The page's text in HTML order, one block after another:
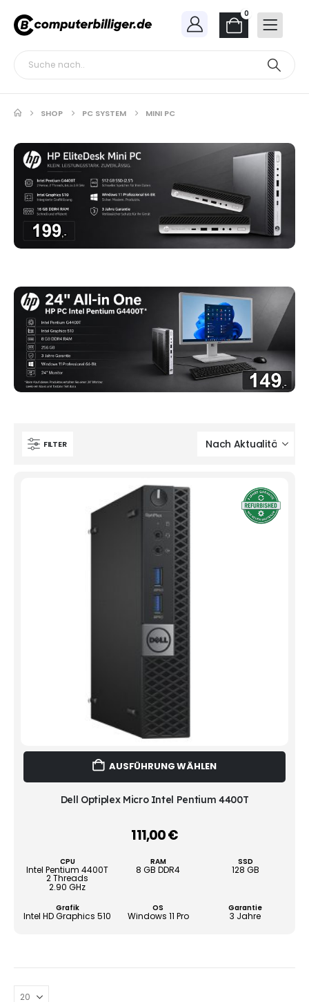
0
SHOP PC SYSTEM MINI PC
FILTER
AUSFÜHRUNG WÄHLEN
weist
Dell Optiplex Micro Intel Pentium 4400T
111,00€
CPU
Intel Pentium 4400T
2 Threads
2.90 GHz
RAM
8 GB DDR4
SSD
128 GB
Grafik
Intel HD Graphics 510
OS
Windows 11 Pro
Garantie
3 Jahre